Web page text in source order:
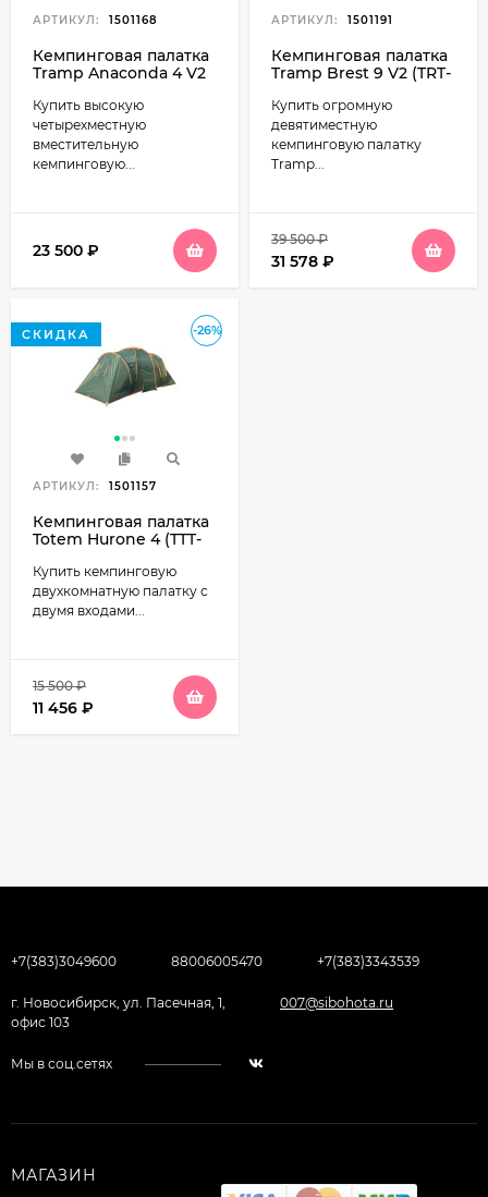
АРТИКУЛ: 1501168
Кемпинговая палатка
Tramp Anaconda 4 V2
Купить высокую
четырехместную
вместительную
кемпинговую...
23 500 ₽
АРТИКУЛ: 1501191
Кемпинговая палатка
Tramp Brest 9 V2 (TRT-
Купить огромную
девятиместную
кемпинговую палатку
Tramp...
39 500₽
31 578 ₽
-26%
СКИДКА
АРТИКУЛ: 1501157
Кемпинговая палатка
Totem Hurone 4 (TTT-
Купить кемпинговую
двухкомнатную палатку с
двумя входами...
15 500₽
11 456 ₽
+7(383)3049600 88006005470 +7(383)3343539
г. Новосибирск, ул. Пасечная, 1,
офис 103
007@sibohota.ru
Мы в соц.сетях
МАГАЗИН